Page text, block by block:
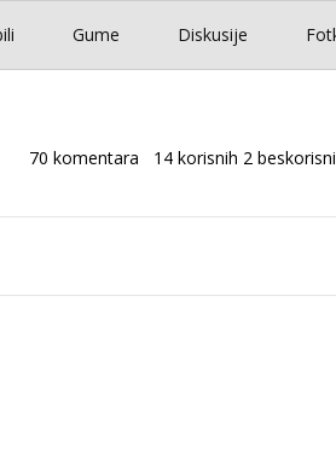
Gume Diskusije
70 komentara 14 korisnih 2